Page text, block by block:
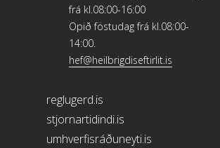
frá kl.08:00-16:00
Opið föstudag frá kl.08:00-
14:00.
hef@heilbrigdiseftirlit.is
reglugerd.is
stjornartidindi.is
umhverfisráðuneyti.is